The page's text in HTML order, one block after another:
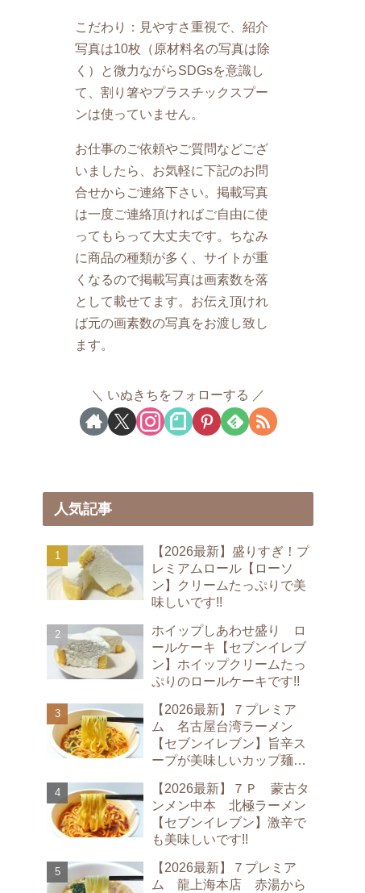
こだわり：見やすさ重視で、紹介
写真は10枚（原材料名の写真は除
く）と微力ながらSDGsを意識し
て、割り箸やプラスチックスプー
ンは使っていません。
お仕事のご依頼やご質問などござ
いましたら、お気軽に下記のお問
合せからご連絡下さい。掲載写真
は一度ご連絡頂ければご自由に使
ってもらって大丈夫です。ちなみ
に商品の種類が多く、サイトが重
くなるので掲載写真は画素数を落
として載せてます。お伝え頂けれ
ば元の画素数の写真をお渡し致し
ます。
いぬきちをフォローする
人気記事
【2026最新】盛りすぎ！プ
レミアムロール【ローソ
ン】クリームたっぷりで美
味しいです!!
ホイップしあわせ盛り ロ
ールケーキ【セブンイレブ
ン】ホイップクリームたっ
ぷりのロールケーキです!!
【2026最新】７プレミア
ム 名古屋台湾ラーメン
【セブンイレブン】旨辛ス
ープが美味しいカップ麺で
【2026最新】７Ｐ 蒙古タ
ンメン中本 北極ラーメン
【セブンイレブン】激辛で
も美味しいです!!
【2026最新】７プレミア
ム 龍上海本店 赤湯から